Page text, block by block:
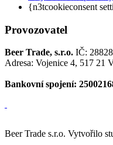
{n3tcookieconsent
Provozovatel
Beer Trade, s.r.o. IČ:
Adresa: Vojenice 4, 517 21
Bankovní spojení:
Beer Trade s.r.o. Vytvořilo